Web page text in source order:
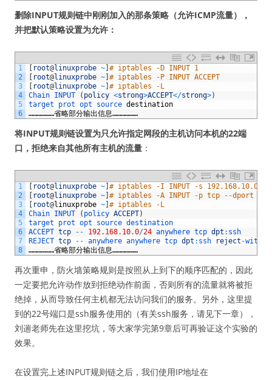
删除INPUT规则链中刚刚加入的那条策略（允许ICMP流量），
并把默认策略设置为允许：
1
2
3
4
5
6
root@linuxprobe ~ # iptables -D INPUT 1
root@linuxprobe ~ # iptables -P INPUT ACCEPT
root@linuxprobe ~ # iptables -L
Chain INPUT ( policy <strong>ACCEPT</strong>)
target prot opt source destination
………………省略部分输出信息………………
将INPUT规则链设置为只允许指定网段的主机访问本机的22端
口，拒绝来自其他所有主机的流量 ：
1
2
3
4
5
6
7
8
root@linuxprobe ~ # iptables -I INPUT -s 192.168.10.0/
root@linuxprobe ~ # iptables -A INPUT -p tcp --dport 22 -j
root@linuxprobe ~ # iptables -L
Chain INPUT ( policy ACCEPT)
target prot opt source destination
ACCEPT tcp -- 192.168.10.0/24 anywhere tcp dpt : ssh
REJECT tcp -- anywhere anywhere tcp dpt : ssh reject -with
………………省略部分输出信息………………
再次重申，防火墙策略规则是按照从上到下的顺序匹配的，因此
一定要把允许动作放到拒绝动作前面，否则所有的流量就将被拒
绝掉，从而导致任何主机都无法访问我们的服务。另外，这里提
到的22号端口是ssh服务使用的（有关ssh服务，请见下一章），
刘遄老师先在这里挖坑，等大家学完第9章后可再验证这个实验的
效果。
在设置完上述INPUT规则链之后，我们使用IP地址在